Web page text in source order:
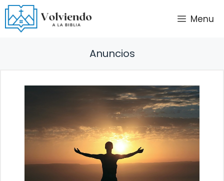
Saltar
al
contenido
Menu
Anuncios